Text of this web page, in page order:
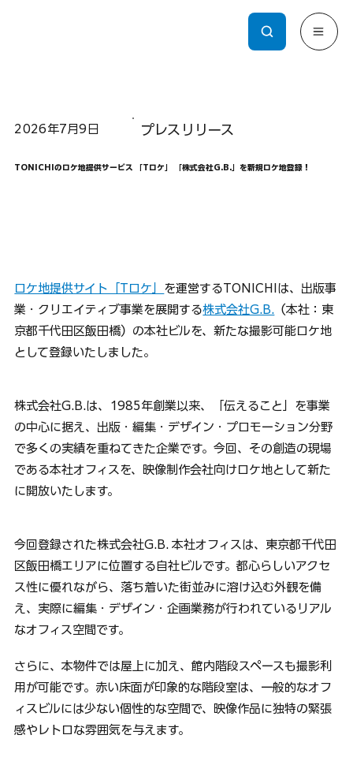
2026年7月9日 プレスリリース
TONICHIのロケ地提供サービス 「Tロケ」 「株式会社G.B.」を新規ロケ地登録！
ロケ地提供サイト「Tロケ」 を運営するTONICHIは、出版事
業・クリエイティブ事業を展開する株式会社G.B. （本社：東
京都千代田区飯田橋）の本社ビルを、新たな撮影可能ロケ地
として登録いたしました。
株式会社G.B.は、1985年創業以来、「伝えること」を事業
の中心に据え、出版・編集・デザイン・プロモーション分野
で多くの実績を重ねてきた企業です。今回、その創造の現場
である本社オフィスを、映像制作会社向けロケ地として新た
に開放いたします。
今回登録された株式会社G.B. 本社オフィスは、東京都千代田
区飯田橋エリアに位置する自社ビルです。都心らしいアクセ
ス性に優れながら、落ち着いた街並みに溶け込む外観を備
え、実際に編集・デザイン・企画業務が行われているリアル
なオフィス空間です。
さらに、本物件では屋上に加え、館内階段スペースも撮影利
用が可能です。赤い床面が印象的な階段室は、一般的なオフ
ィスビルには少ない個性的な空間で、映像作品に独特の緊張
感やレトロな雰囲気を与えます。